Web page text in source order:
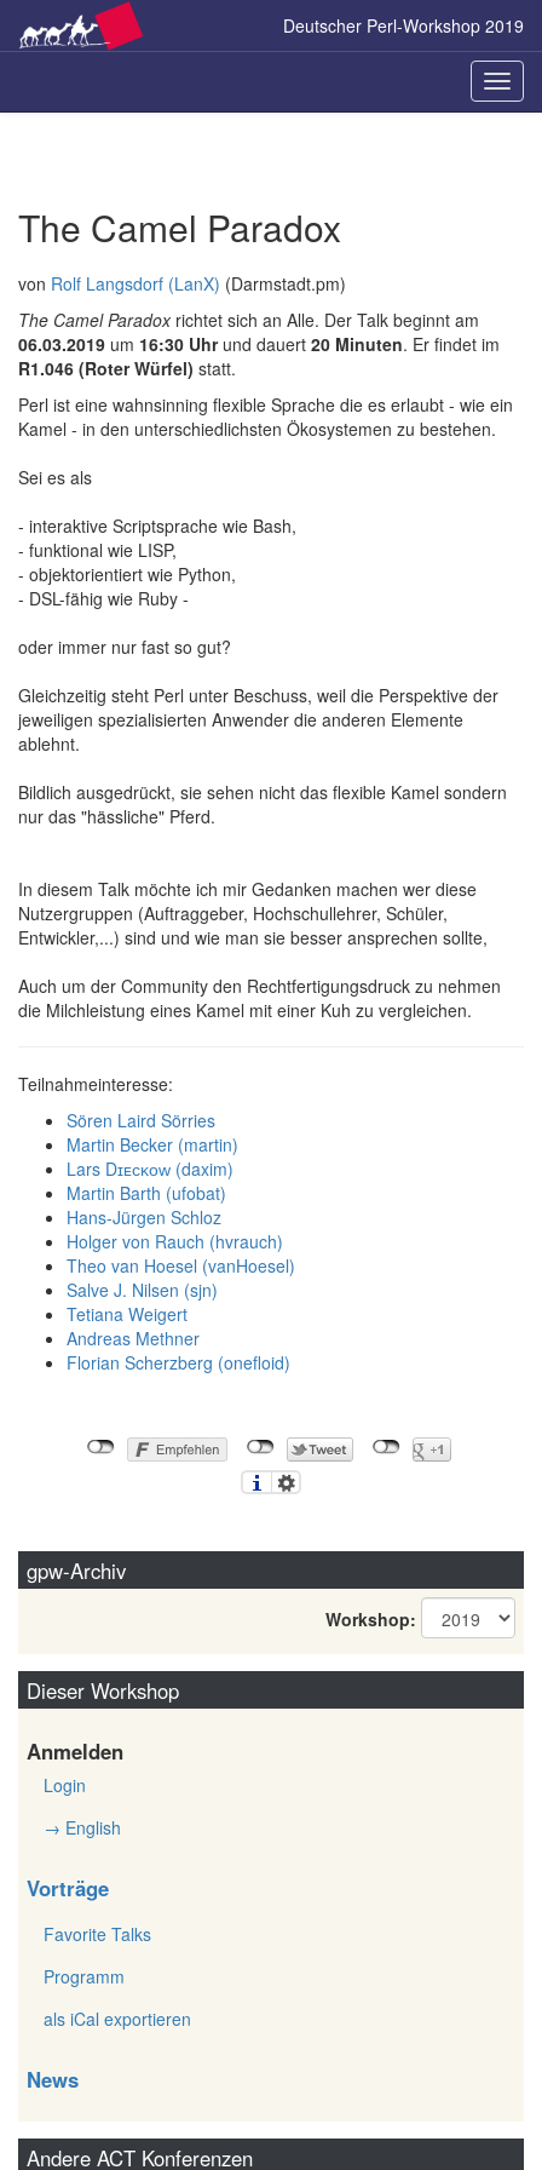
Inhalt
springen
Deutscher Perl-Workshop 2019
ein-/
The Camel Paradox
von Rolf Langsdorf (‎LanX‎) (Darmstadt.pm)
The Camel Paradoxrichtet sich an Alle. Der Talk beginnt am
06.03.2019 um 16:30 Uhrund dauert 20 Minuten. Er findet im
R1.046 (Roter Würfel) statt.
Perl ist eine wahnsinning flexible Sprache die es erlaubt - wie ein
Kamel - in den unterschiedlichsten Ökosystemen zu bestehen.
Sei es als
- interaktive Scriptsprache wie Bash,
- funktional wie LISP,
- objektorientiert wie Python,
- DSL-fähig wie Ruby -
oder immer nur fast so gut?
Gleichzeitig steht Perl unter Beschuss, weil die Perspektive der
jeweiligen spezialisierten Anwender die anderen Elemente
ablehnt.
Bildlich ausgedrückt, sie sehen nicht das flexible Kamel sondern
nur das "hässliche" Pferd.
In diesem Talk möchte ich mir Gedanken machen wer diese
Nutzergruppen (Auftraggeber, Hochschullehrer, Schüler,
Entwickler,...) sind und wie man sie besser ansprechen sollte,
Auch um der Community den Rechtfertigungsdruck zu nehmen
die Milchleistung eines Kamel mit einer Kuh zu vergleichen.
Teilnahmeinteresse:
Sören Laird Sörries
Martin Becker (‎martin‎)
Lars Dɪᴇᴄᴋᴏᴡ (‎daxim‎)
Martin Barth (‎ufobat‎)
Hans-Jürgen Schloz
Holger von Rauch (‎hvrauch‎)
Theo van Hoesel (‎vanHoesel‎)
Salve J. Nilsen (‎sjn‎)
Tetiana Weigert
Andreas Methner
Florian Scherzberg (‎onefloid‎)
gpw-Archiv
Workshop:
Dieser Workshop
Anmelden
Login
→ English
Vorträge
Favorite Talks
Programm
als iCal exportieren
News
Andere ACT Konferenzen